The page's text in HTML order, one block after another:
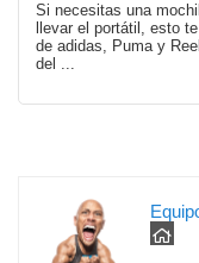
Si necesitas una
llevar el portátil, esto
de adidas, Puma y
del ...